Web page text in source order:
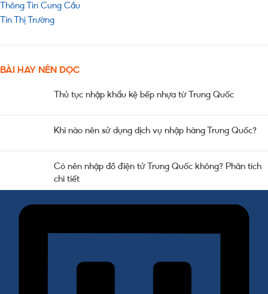
Thông Tin Cung Cầu
Tin Thị Trường
BÀI HAY NÊN ĐỌC
Thủ tục nhập khẩu kệ bếp nhựa từ Trung Quốc
Khi nào nên sử dụng dịch vụ nhập hàng Trung Quốc?
Có nên nhập đồ điện tử Trung Quốc không? Phân tích
chi tiết